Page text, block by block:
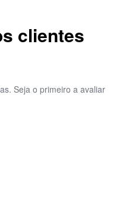
clientes
Seja o primeiro a avaliar